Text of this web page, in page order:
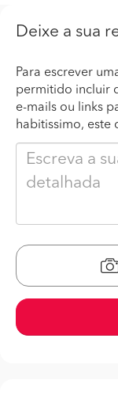
Deixe a sua
Para escrever
permitido incluir
e-mails ou links
habitissimo, este